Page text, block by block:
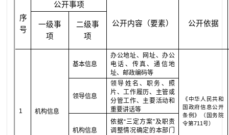
序
号
公开事项
公开内容（要素） 公开依据
一级事
项
二级事
项
1 机构信息
基本信息
办公地址、网址、办公
电话、传真、通信地
址、邮政编码等
《中华人民共和
国政府信息公开
条例》（国务院
令第711号）
领导信息
领导姓名、职务、照
片、工作履历、主管或
分管工作、主要活动和
重要讲话等
机构信息
依据“三定方案”及职责
调整情况确定的本部门